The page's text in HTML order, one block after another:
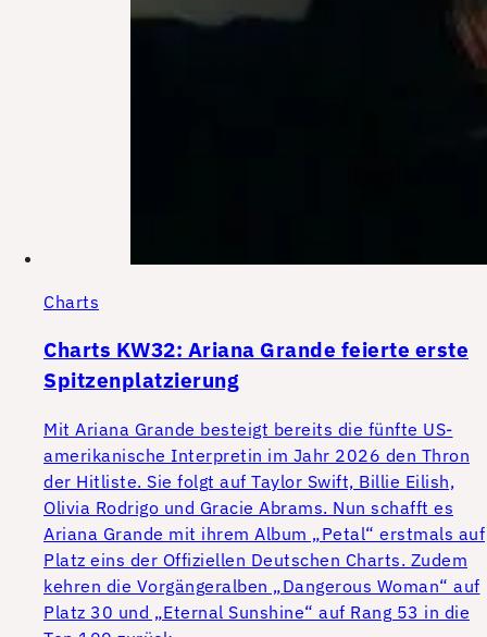
Charts
Charts KW32: Ariana Grande feierte erste
Spitzenplatzierung
Mit Ariana Grande besteigt bereits die fünfte US-
amerikanische Interpretin im Jahr 2026 den Thron
der Hitliste. Sie folgt auf Taylor Swift, Billie Eilish,
Olivia Rodrigo und Gracie Abrams. Nun schafft es
Ariana Grande mit ihrem Album „Petal“ erstmals auf
Platz eins der Offiziellen Deutschen Charts. Zudem
kehren die Vorgängeralben „Dangerous Woman“ auf
Platz 30 und „Eternal Sunshine“ auf Rang 53 in die